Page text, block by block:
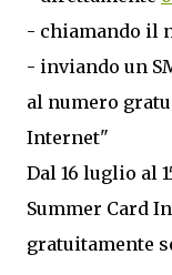
- chiamando il
- inviando un
al numero
Internet"
Dal 16 luglio al
Summer Card
gratuitamente